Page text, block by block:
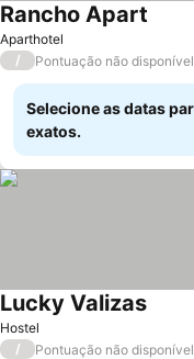
Aparthotel
Rancho Apart
/ Pontuação não disponível
Selecione as datas
exatos.
Hostel
Lucky ValizasVer
/ Pontuação não disponível